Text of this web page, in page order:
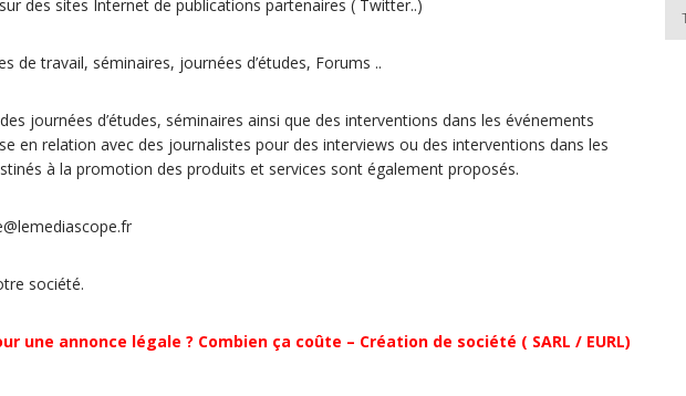
des sites Internet de publications partenaires ( Twitter..)
de travail, séminaires, journées d’études, Forums ..
journées d’études, séminaires ainsi que des interventions dans les événements
en relation avec des journalistes pour des interviews ou des interventions dans les
à la promotion des produits et services sont également proposés.
société.
une annonce légale ? Combien ça coûte – Création de société ( SARL / EURL)